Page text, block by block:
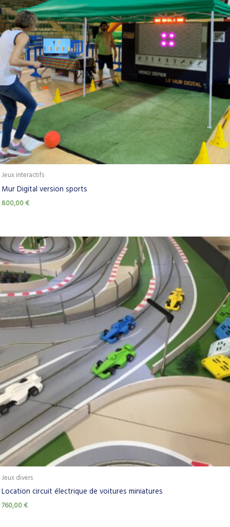
Jeux interactifs
Mur Digital version sports
800,00€
Jeux divers
Location circuit électrique de voitures miniatures
760,00€